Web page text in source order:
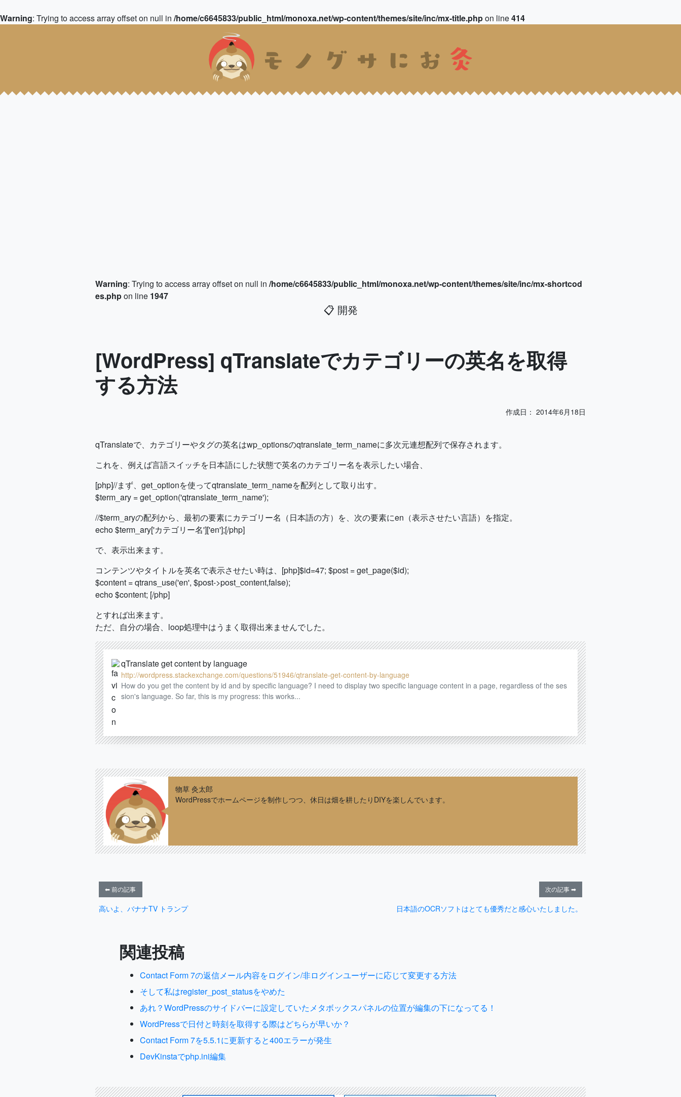
Warning: Trying to access array offset on null in /home/c6645833/public_html/monoxa.net/wp-content/themes/site/inc/mx-title.phpon line414
Warning: Trying to access array offset on null in /home/c6645833/public_html/monoxa.net/wp-content/themes/site/inc/mx-shortcod
es.phpon line 1947
📋 開発
[WordPress] qTranslateでカテゴリーの英名を取得
する方法
作成日： 2014年6月18日
qTranslateで、カテゴリーやタグの英名はwp_optionsのqtranslate_term_nameに多次元連想配列で保存されます。
これを、例えば言語スイッチを日本語にした状態で英名のカテゴリー名を表示したい場合、
[php]//まず、get_optionを使ってqtranslate_term_nameを配列として取り出す。
$term_ary = get_option('qtranslate_term_name');
//$term_aryの配列から、最初の要素にカテゴリー名（日本語の方）を、次の要素にen（表示させたい言語）を指定。
echo $term_ary['カテゴリー名']['en'];[/php]
で、表示出来ます。
コンテンツやタイトルを英名で表示させたい時は、[php]$id=47; $post = get_page($id);
$content = qtrans_use('en', $post->post_content,false);
echo $content; [/php]
とすれば出来ます。
ただ、自分の場合、loop処理中はうまく取得出来ませんでした。
qTranslate get content by language
http://wordpress.stackexchange.com/questions/51946/qtranslate-get-content-by-language
How do you get the content by id and by specific language? I need to display two specific language content in a page, regardless of the ses
sion's language. So far, this is my progress: this works...
物草 灸太郎
WordPressでホームページを制作しつつ、休日は畑を耕したりDIYを楽しんでいます。
⬅ 前の記事
高いよ、バナナTV トランプ
次の記事 ➡
日本語のOCRソフトはとても優秀だと感心いたしました。
関連投稿
Contact Form 7の返信メール内容をログイン/非ログインユーザーに応じて変更する方法
そして私はregister_post_statusをやめた
あれ？WordPressのサイドバーに設定していたメタボックスパネルの位置が編集の下になってる！
WordPressで日付と時刻を取得する際はどちらが早いか？
Contact Form 7を5.5.1に更新すると400エラーが発生
DevKinstaでphp.ini編集